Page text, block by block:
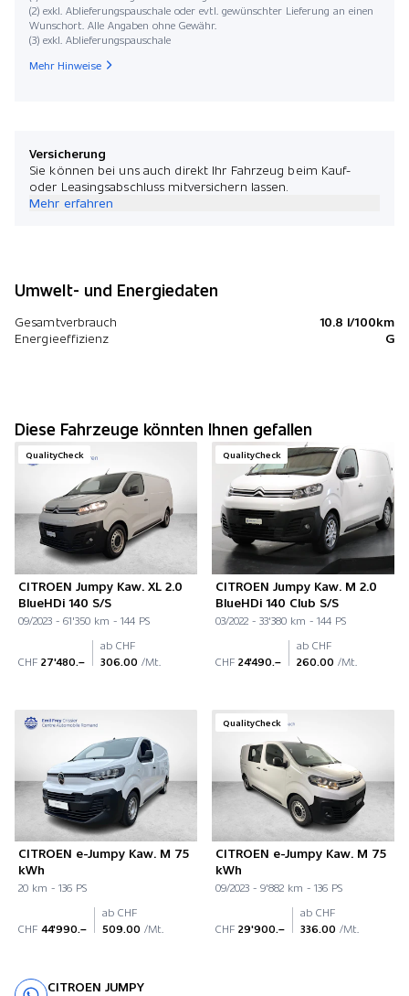
(2) exkl. Ablieferungspauschale oder evtl. gewünschter Lieferung an einen
Wunschort. Alle Angaben ohne Gewähr.
(3) exkl. Ablieferungspauschale
Mehr Hinweise
Versicherung
Sie können bei uns auch direkt Ihr Fahrzeug beim Kauf-
oder Leasingsabschluss mitversichern lassen.
Mehr erfahren
Umwelt- und Energiedaten
Gesamtverbrauch
10.8 l/100km
Energieeffizienz
G
Diese Fahrzeuge könnten Ihnen gefallen
QualityCheck
CITROEN Jumpy Kaw. XL 2.0
BlueHDi 140 S/S
09/2023 - 61'350 km - 144 PS
CHF 27'480.–
ab CHF
306.00 /Mt.
QualityCheck
CITROEN Jumpy Kaw. M 2.0
BlueHDi 140 Club S/S
03/2022 - 33'380 km - 144 PS
CHF 24'490.–
ab CHF
260.00 /Mt.
CITROEN e-Jumpy Kaw. M 75
kWh
20 km - 136 PS
CHF 44'990.–
ab CHF
509.00 /Mt.
QualityCheck
CITROEN e-Jumpy Kaw. M 75
kWh
09/2023 - 9'882 km - 136 PS
CHF 29'900.–
ab CHF
336.00 /Mt.
CITROEN JUMPY